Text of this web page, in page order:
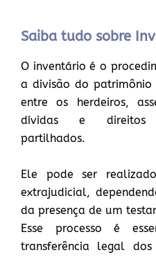
Saiba tudo sobre
O inventário é o
a divisão do
entre os herdeiros,
dívidas e direitos
partilhados.
Ele pode ser
extrajudicial,
da presença de um
Esse processo é
transferência legal